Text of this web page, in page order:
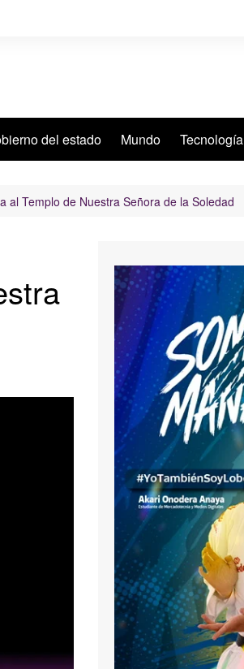
del estado Mundo Tecnología
al Templo de Nuestra Señora de la Soledad